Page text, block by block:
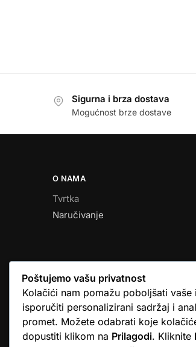
Sigurna i brza dostava
Mogućnost brze dostave
O NAMA
Tvrtka
Naručivanje
Poštujemo vašu privatnost
Kolačići nam pomažu poboljšati vaše
isporučiti personalizirani sadržaj i
promet. Možete odabrati koje
dopustiti klikom na Prilagodi. Kliknite